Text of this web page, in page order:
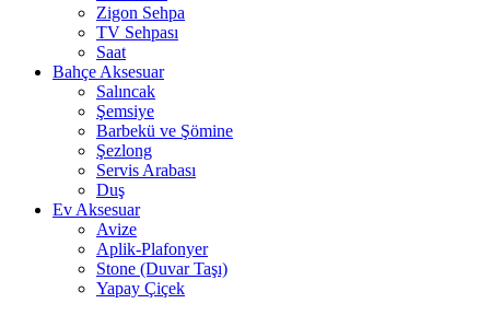
Zigon Sehpa
TV Sehpası
Saat
Bahçe Aksesuar
Salıncak
Şemsiye
Barbekü ve Şömine
Şezlong
Servis Arabası
Duş
Ev Aksesuar
Avize
Aplik-Plafonyer
Stone (Duvar Taşı)
Yapay Çiçek